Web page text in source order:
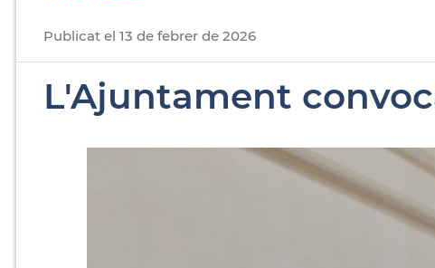
Publicat el 13 de febrer de 2026
L'Ajuntament